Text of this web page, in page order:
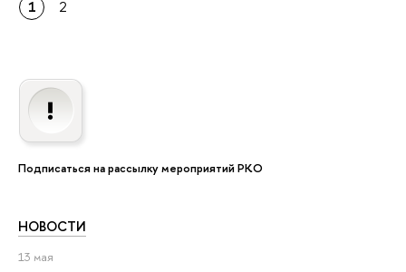
Подписаться на рассылку мероприятий РКО
НОВОСТИ
13 мая
1 2